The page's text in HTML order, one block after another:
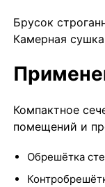
Брусок
Камерная
Компактное
помещений и
Обрешётка